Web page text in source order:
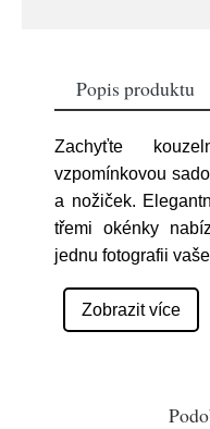
Popis produktu
Zachyťte
vzpomínkovou
a nožiček.
třemi okénky
jednu fotografii
Zobrazit více